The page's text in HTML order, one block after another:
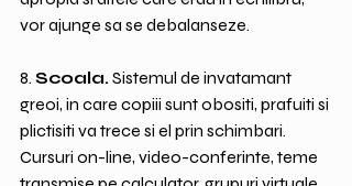
vor ajunge sa se debalanseze.
8. Scoala. Sistemul de invatamant
greoi, in care copiii sunt obositi, prafuiti si
plictisiti va trece si el prin schimbari.
Cursuri on-line, video-conferinte, teme